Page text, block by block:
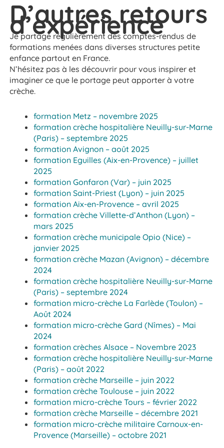
D’autres retours
d’expérience
Je partage régulièrement des comptes-rendus de
formations menées dans diverses structures petite
enfance partout en France.
N’hésitez pas à les découvrir pour vous inspirer et
imaginer ce que le portage peut apporter à votre
crèche.
formation Metz – novembre 2025
formation crèche hospitalière Neuilly-sur-Marne
(Paris) – septembre 2025
formation Avignon – août 2025
formation Eguilles (Aix-en-Provence) – juillet
2025
formation Gonfaron (Var) – juin 2025
formation Saint-Priest (Lyon) – juin 2025
formation Aix-en-Provence – avril 2025
formation crèche Villette-d’Anthon (Lyon) –
mars 2025
formation crèche municipale Opio (Nice) –
janvier 2025
formation crèche Mazan (Avignon) – décembre
2024
formation crèche hospitalière Neuilly-sur-Marne
(Paris) – septembre 2024
formation micro-crèche La Farlède (Toulon) –
Août 2024
formation micro-crèche Gard (Nîmes) – Mai
2024
formation crèches Alsace – Novembre 2023
formation crèche hospitalière Neuilly-sur-Marne
(Paris) – août 2022
formation crèche Marseille – juin 2022
formation crèche Toulouse – juin 2022
formation micro-crèche Tours – février 2022
formation crèche Marseille – décembre 2021
formation micro-crèche militaire Carnoux-en-
Provence (Marseille) – octobre 2021